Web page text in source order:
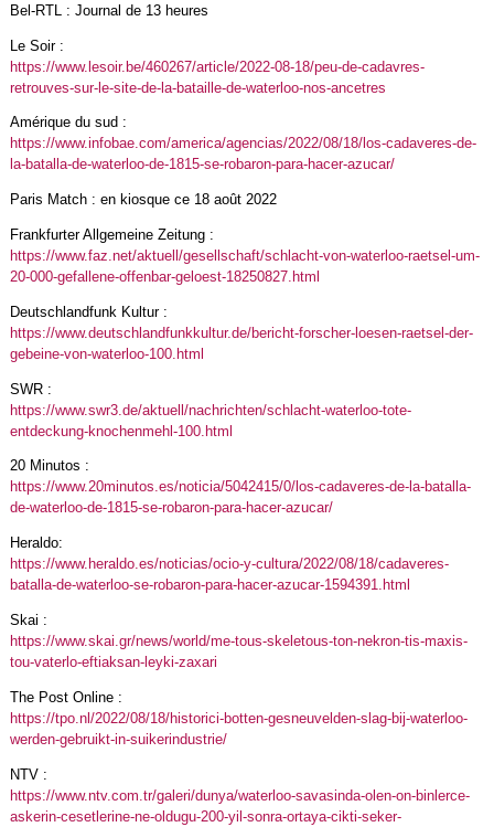
Bel-RTL : Journal de 13 heures
Le Soir :
https://www.lesoir.be/460267/article/2022-08-18/peu-de-cadavres-
retrouves-sur-le-site-de-la-bataille-de-waterloo-nos-ancetres
Amérique du sud :
https://www.infobae.com/america/agencias/2022/08/18/los-cadaveres-de-
la-batalla-de-waterloo-de-1815-se-robaron-para-hacer-azucar/
Paris Match : en kiosque ce 18 août 2022
Frankfurter Allgemeine Zeitung :
https://www.faz.net/aktuell/gesellschaft/schlacht-von-waterloo-raetsel-um-
20-000-gefallene-offenbar-geloest-18250827.html
Deutschlandfunk Kultur :
https://www.deutschlandfunkkultur.de/bericht-forscher-loesen-raetsel-der-
gebeine-von-waterloo-100.html
SWR :
https://www.swr3.de/aktuell/nachrichten/schlacht-waterloo-tote-
entdeckung-knochenmehl-100.html
20 Minutos :
https://www.20minutos.es/noticia/5042415/0/los-cadaveres-de-la-batalla-
de-waterloo-de-1815-se-robaron-para-hacer-azucar/
Heraldo:
https://www.heraldo.es/noticias/ocio-y-cultura/2022/08/18/cadaveres-
batalla-de-waterloo-se-robaron-para-hacer-azucar-1594391.html
Skai :
https://www.skai.gr/news/world/me-tous-skeletous-ton-nekron-tis-maxis-
tou-vaterlo-eftiaksan-leyki-zaxari
The Post Online :
https://tpo.nl/2022/08/18/historici-botten-gesneuvelden-slag-bij-waterloo-
werden-gebruikt-in-suikerindustrie/
NTV :
https://www.ntv.com.tr/galeri/dunya/waterloo-savasinda-olen-on-binlerce-
askerin-cesetlerine-ne-oldugu-200-yil-sonra-ortaya-cikti-seker-